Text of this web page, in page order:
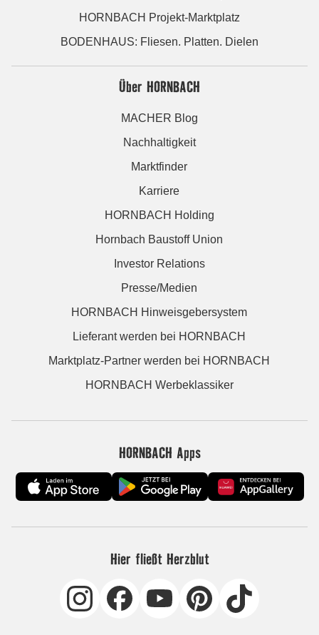
HORNBACH Projekt-Marktplatz
BODENHAUS: Fliesen. Platten. Dielen
Über HORNBACH
MACHER Blog
Nachhaltigkeit
Marktfinder
Karriere
HORNBACH Holding
Hornbach Baustoff Union
Investor Relations
Presse/Medien
HORNBACH Hinweisgebersystem
Lieferant werden bei HORNBACH
Marktplatz-Partner werden bei HORNBACH
HORNBACH Werbeklassiker
HORNBACH Apps
Hier fließt Herzblut